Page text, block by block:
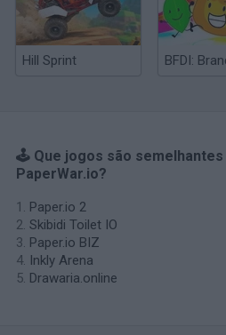
Hill Sprint BFDI:
🕹️ Que jogos são semelhantes
PaperWar.io?
Paper.io 2
Skibidi Toilet IO
Paper.io BIZ
Inkly Arena
Drawaria.online